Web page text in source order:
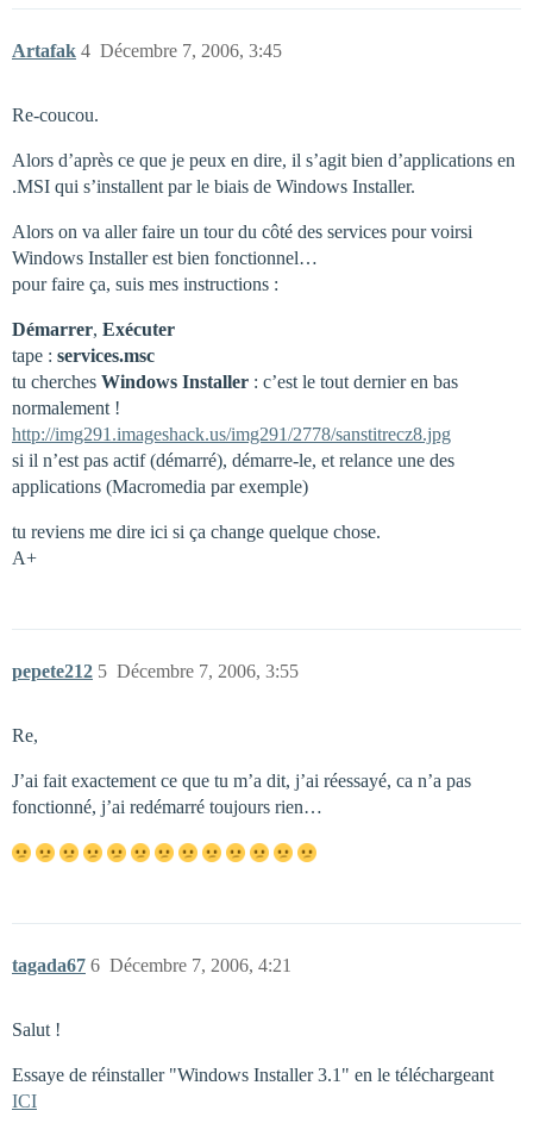
Artafak Décembre 7, 2006, 3:45
4
Re-coucou.
Alors d’après ce que je peux en dire, il s’agit bien d’applications en
.MSI qui s’installent par le biais de Windows Installer.
Alors on va aller faire un tour du côté des services pour voirsi
Windows Installer est bien fonctionnel…
pour faire ça, suis mes instructions :
Démarrer, Exécuter
tape : services.msc
tu cherches Windows Installer : c’est le tout dernier en bas
normalement !
http://img291.imageshack.us/img291/2778/sanstitrecz8.jpg
si il n’est pas actif (démarré), démarre-le, et relance une des
applications (Macromedia par exemple)
tu reviens me dire ici si ça change quelque chose.
A+
pepete212 Décembre 7, 2006, 3:55
5
Re,
J’ai fait exactement ce que tu m’a dit, j’ai réessayé, ca n’a pas
fonctionné, j’ai redémarré toujours rien…
tagada67 Décembre 7, 2006, 4:21
6
Salut !
Essaye de réinstaller "Windows Installer 3.1" en le téléchargeant
ICI